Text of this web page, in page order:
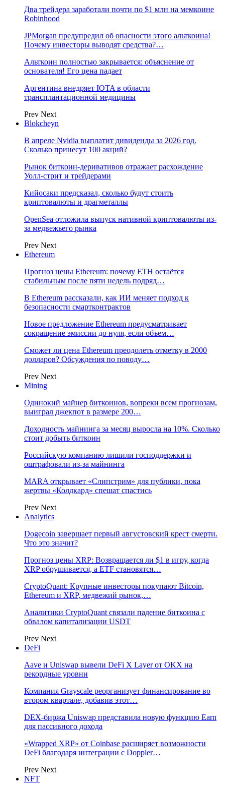
Два трейдера заработали почти по $1 млн на мемкоине
Robinhood
JPMorgan предупредил об опасности этого альткоина!
Почему инвесторы выводят средства?…
Альткоин полностью закрывается: объяснение от
основателя! Его цена падает
Аргентина внедряет IOTA в области
трансплантационной медицины
Prev Next
Blokcheyn
В апреле Nvidia выплатит дивиденды за 2026 год.
Сколько принесут 100 акций?
Рынок биткоин-деривативов отражает расхождение
Уолл-стрит и трейдерами
Кийосаки предсказал, сколько будут стоить
криптовалюты и драгметаллы
OpenSea отложила выпуск нативной криптовалюты из-
за медвежьего рынка
Prev Next
Ethereum
Прогноз цены Ethereum: почему ETH остаётся
стабильным после пяти недель подряд…
В Ethereum рассказали, как ИИ меняет подход к
безопасности смартконтрактов
Новое предложение Ethereum предусматривает
сокращение эмиссии до нуля, если объем…
Сможет ли цена Ethereum преодолеть отметку в 2000
долларов? Обсуждения по поводу…
Prev Next
Mining
Одинокий майнер биткоинов, вопреки всем прогнозам,
выиграл джекпот в размере 200…
Доходность майнинга за месяц выросла на 10%. Сколько
стоит добыть биткоин
Российскую компанию лишили господдержки и
оштрафовали из-за майнинга
MARA открывает «Слипстрим» для публики, пока
жертвы «Колдкард» спешат спастись
Prev Next
Analytics
Dogecoin завершает первый августовский крест смерти.
Что это значит?
Прогноз цены XRP: Возвращается ли $1 в игру, когда
XRP обрушивается, а ETF становятся…
CryptoQuant: Крупные инвесторы покупают Bitcoin,
Ethereum и XRP, медвежий рынок,…
Аналитики CryptoQuant связали падение биткоина с
обвалом капитализации USDT
Prev Next
DeFi
Aave и Uniswap вывели DeFi X Layer от OKX на
рекордные уровни
Компания Grayscale реорганизует финансирование во
втором квартале, добавив этот…
DEX-биржа Uniswap представила новую функцию Earn
для пассивного дохода
«Wrapped XRP» от Coinbase расширяет возможности
DeFi благодаря интеграции с Doppler…
Prev Next
NFT